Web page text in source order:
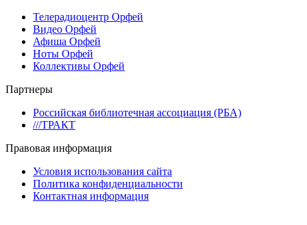
Телерадиоцентр Орфей
Видео Орфей
Афиша Орфей
Ноты Орфей
Коллективы Орфей
Партнеры
Российская библиотечная ассоциация (РБА)
///ТРАКТ
Правовая информация
Условия использования сайта
Политика конфиденциальности
Контактная информация